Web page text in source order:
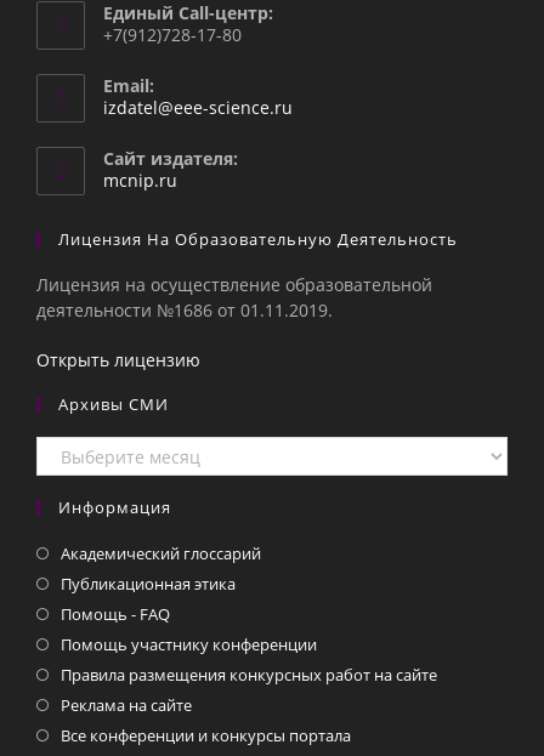
Единый Call-центр:
+7(912)728-17-80
Email:
izdatel@eee-science.ru
Сайт издателя:
mcnip.ru
Лицензия На Образовательную Деятельность
Лицензия на осуществление образовательной
деятельности №1686 от 01.11.2019.
Открыть лицензию
Архивы СМИ
Архивы
СМИ
Информация
Академический глоссарий
Публикационная этика
Помощь - FAQ
Помощь участнику конференции
Правила размещения конкурсных работ на сайте
Реклама на сайте
Все конференции и конкурсы портала